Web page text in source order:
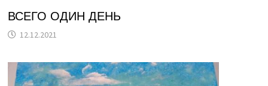
ВСЕГО ОДИН ДЕНЬ
12.12.2021